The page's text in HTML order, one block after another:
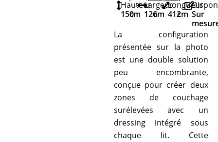
Hauteur
150cm
Largeur
126cm
Longueur
412cm Sur
La configuration
présentée sur la photo
est une double solution
peu encombrante,
conçue pour créer deux
zones de couchage
surélevées avec un
dressing intégré sous
chaque lit. Cette